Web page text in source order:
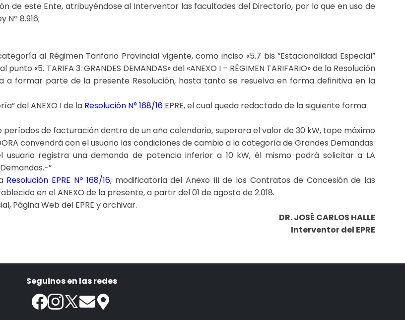
de este Ente, atribuyéndose al Interventor las facultades del Directorio, por lo que en uso de
Nº 8.916;
al Régimen Tarifario Provincial vigente, como inciso «5.7 bis “Estacionalidad Especial”
«5. TARIFA 3: GRANDES DEMANDAS» del «ANEXO I – RÉGIMEN TARIFARIO» de la Resolución
a formar parte de la presente Resolución, hasta tanto se resuelva en forma definitiva en la
del ANEXO I de la Resolución N° 168/16 EPRE, el cual queda redactado de la siguiente forma:
de facturación dentro de un año calendario, superara el valor de 30 kW, tope máximo
convendrá con el usuario las condiciones de cambio a la categoría de Grandes Demandas.
registra una demanda de potencia inferior a 10 kW, él mismo podrá solicitar a LA
”
Resolución EPRE Nº 168/16, modificatoria del Anexo III de los Contratos de Concesión de las
en el ANEXO de la presente, a partir del 01 de agosto de 2.018.
Página Web del EPRE y archivar.
DR. JOSÉ CARLOS HALLE
Interventor del EPRE
Seguinos en las redes